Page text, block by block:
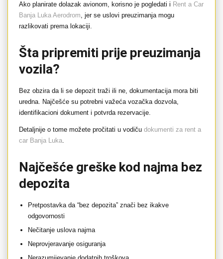
Ako planirate dolazak avionom, korisno je pogledati i Rent a Car
Banja Luka Aerodrom, jer se uslovi preuzimanja mogu
razlikovati prema lokaciji.
Šta pripremiti prije preuzimanja
vozila?
Bez obzira da li se depozit traži ili ne, dokumentacija mora biti
uredna. Najčešće su potrebni važeća vozačka dozvola,
identifikacioni dokument i potvrda rezervacije.
Detaljnije o tome možete pročitati u vodiču dokumenti za rent a
car Banja Luka.
Najčešće greške kod najma bez
depozita
Pretpostavka da “bez depozita” znači bez ikakve
odgovornosti
Nečitanje uslova najma
Neprovjeravanje osiguranja